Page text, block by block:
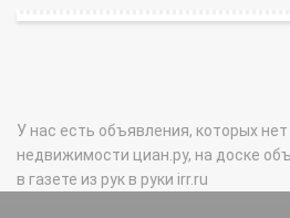
У нас есть объявления, которых нет
недвижимости циан.ру, на доске
в газете из рук в руки irr.ru